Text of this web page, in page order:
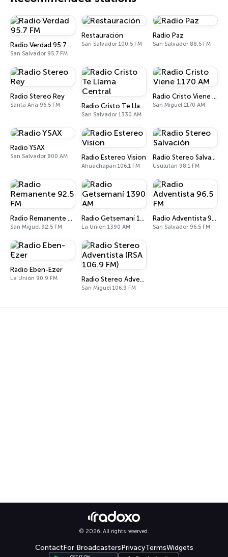
Radio Verdad 95.7 FM
San Salvador 95.7 FM
Restauración
San Salvador 100.5 FM
Radio Paz
San Salvador 88.5 FM
Radio Stereo Rey
Santa Ana 96.5 FM Radio Cristo Te Llama Central
San Salvador 1330 AM
Radio Cristo Viene 1170 AM
San Miguel 1170 AM
Radio YSAX
San Salvador 800 AM Radio Estereo Vision
Ahuachapán 106.1 FM
Radio Stereo Salvación
Usulután 98.1 FM
Radio Remanente 92.5 FM
San Miguel 92.5 FM
Radio Getsemaní 1390 AM
La Unión 1390 AM
Radio Adventista 96.5 FM
San Salvador 96.5 FM
Radio Eben-Ezer
La Unión 90.9 FM Radio Stereo Adventista (RSA 106.9 FM)
San Miguel 106.9 FM
© 2026. All rights reserved.
ContactFor BroadcastersPrivacyTermsWidgets